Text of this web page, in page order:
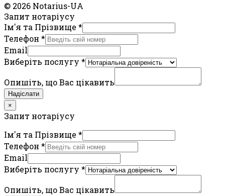
© 2026 Notarius-UA
Запит нотаріусу
Ім'я та Прізвище *
Телефон *
Email
Виберіть послугу *
Опишіть, що Вас цікавить
Надіслати
×
Запит нотаріусу
Ім'я та Прізвище *
Телефон *
Email
Виберіть послугу *
Опишіть, що Вас цікавить